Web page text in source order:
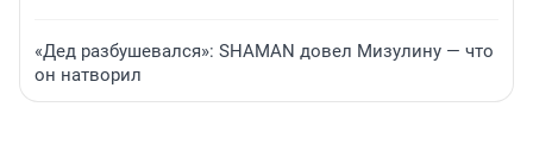
«Дед разбушевался»: SHAMAN довел Мизулину — что
он натворил